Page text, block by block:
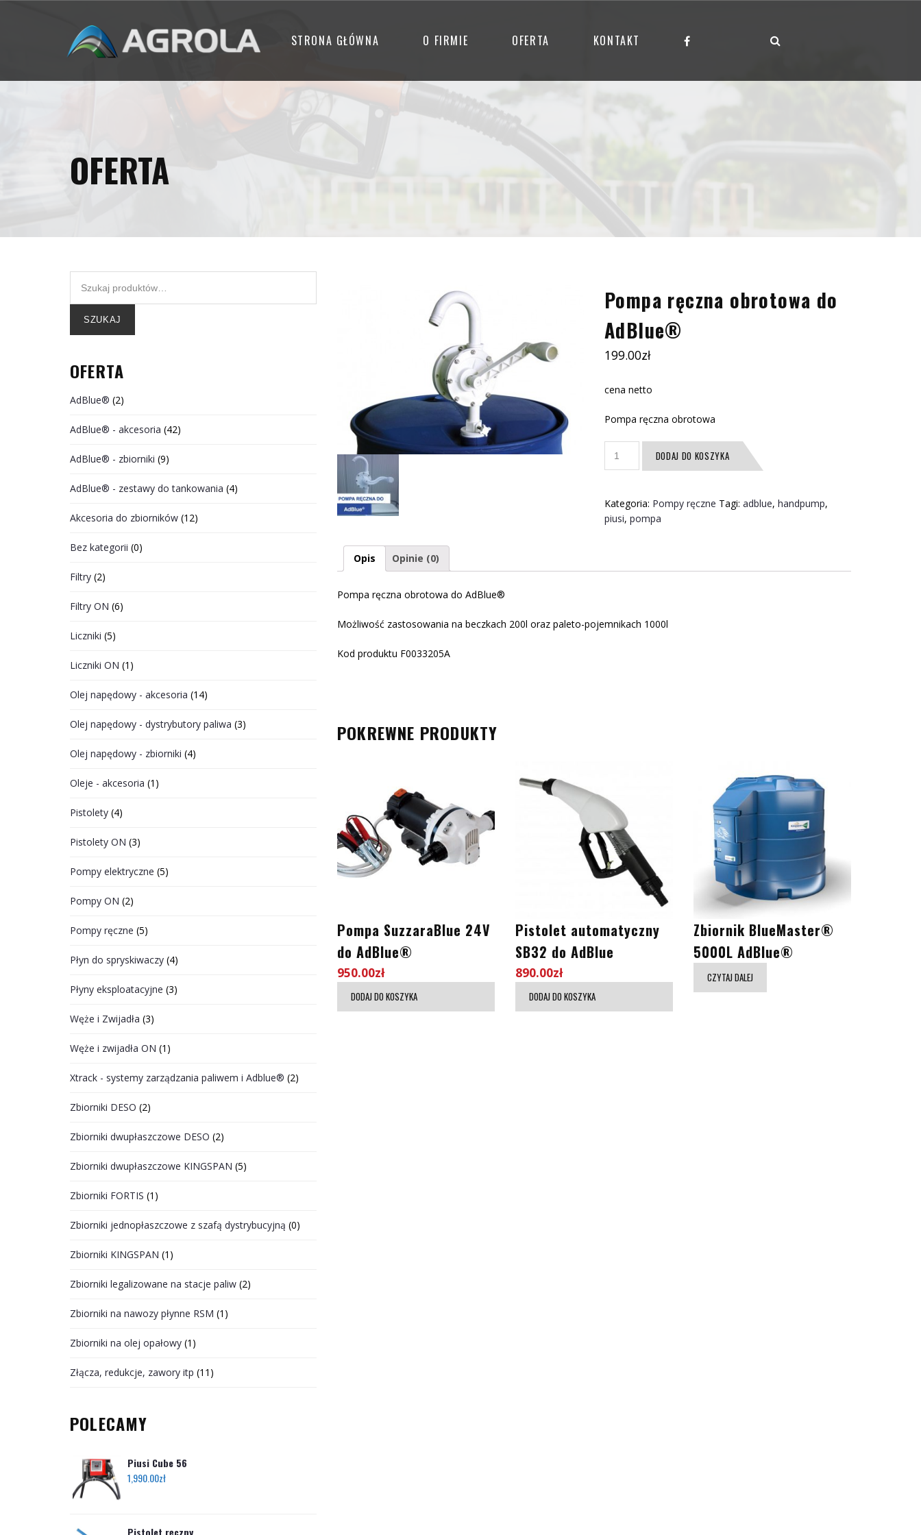
STRONA GŁÓWNA O FIRMIE OFERTA KONTAKT
OFERTA
SZUKAJ
OFERTA
AdBlue® (2)
AdBlue® - akcesoria (42)
AdBlue® - zbiorniki (9)
AdBlue® - zestawy do tankowania (4)
Akcesoria do zbiorników (12)
Bez kategorii (0)
Filtry (2)
Filtry ON (6)
Liczniki (5)
Liczniki ON (1)
Olej napędowy - akcesoria (14)
Olej napędowy - dystrybutory paliwa (3)
Olej napędowy - zbiorniki (4)
Oleje - akcesoria (1)
Pistolety (4)
Pistolety ON (3)
Pompy elektryczne (5)
Pompy ON (2)
Pompy ręczne (5)
Płyn do spryskiwaczy (4)
Płyny eksploatacyjne (3)
Węże i Zwijadła (3)
Węże i zwijadła ON (1)
Xtrack - systemy zarządzania paliwem i Adblue® (2)
Zbiorniki DESO (2)
Zbiorniki dwupłaszczowe DESO (2)
Zbiorniki dwupłaszczowe KINGSPAN (5)
Zbiorniki FORTIS (1)
Zbiorniki jednopłaszczowe z szafą dystrybucyjną (0)
Zbiorniki KINGSPAN (1)
Zbiorniki legalizowane na stacje paliw (2)
Zbiorniki na nawozy płynne RSM (1)
Zbiorniki na olej opałowy (1)
Złącza, redukcje, zawory itp (11)
POLECAMY
Piusi Cube 56
1,990.00zł
Pistolet ręczny
Pompa ręczna obrotowa do
AdBlue®
199.00zł
cena netto
Pompa ręczna obrotowa
Pompa
do
AdBlue®
DODAJ DO KOSZYKA
Kategoria: Pompy ręczne Tagi: adblue, handpump,
piusi, pompa
Opis Opinie (0)
Pompa ręczna obrotowa do AdBlue®
Możliwość zastosowania na beczkach 200l oraz paleto-pojemnikach 1000l
Kod produktu F0033205A
POKREWNE PRODUKTY
Pompa SuzzaraBlue 24V
do AdBlue®
950.00zł
DODAJ DO KOSZYKA
Pistolet automatyczny
SB32 do AdBlue
890.00zł
DODAJ DO KOSZYKA
Zbiornik BlueMaster®
5000L AdBlue®
CZYTAJ DALEJ